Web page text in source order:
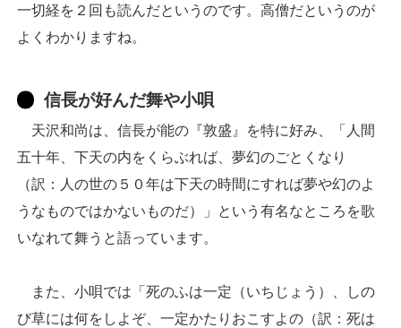
一切経を２回も読んだというのです。高僧だというのが
よくわかりますね。
信長が好んだ舞や小唄
天沢和尚は、信長が能の『敦盛』を特に好み、「人間
五十年、下天の内をくらぶれば、夢幻のごとくなり
（訳：人の世の５０年は下天の時間にすれば夢や幻のよ
うなものではかないものだ）」という有名なところを歌
いなれて舞うと語っています。
また、小唄では「死のふは一定（いちじょう）、しの
び草には何をしよぞ、一定かたりおこすよの（訳：死は